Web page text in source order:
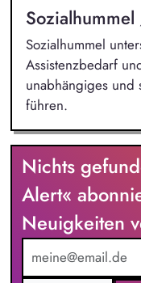
Sozialhummel
Sozialhummel
Assistenzbedarf
unabhängiges und
führen.
Nichts
Alert«
Neuigkeiten